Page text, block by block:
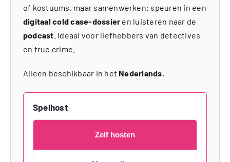
of kostuums, maar samenwerken: speuren in een
digitaal cold case-dossier en luisteren naar de
podcast . Ideaal voor liefhebbers van detectives
en true crime.
Alleen beschikbaar in het Nederlands.
Spelhost
Zelf hosten